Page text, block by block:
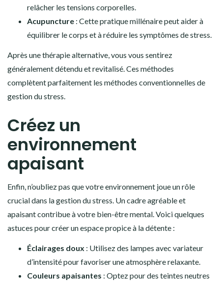
relâcher les tensions corporelles.
Acupuncture : Cette pratique millénaire peut aider à
équilibrer le corps et à réduire les symptômes de stress.
Après une thérapie alternative, vous vous sentirez
généralement détendu et revitalisé. Ces méthodes
complètent parfaitement les méthodes conventionnelles de
gestion du stress.
Créez un
environnement
apaisant
Enfin, n’oubliez pas que votre environnement joue un rôle
crucial dans la gestion du stress. Un cadre agréable et
apaisant contribue à votre bien-être mental. Voici quelques
astuces pour créer un espace propice à la détente :
Éclairages doux : Utilisez des lampes avec variateur
d’intensité pour favoriser une atmosphère relaxante.
Couleurs apaisantes : Optez pour des teintes neutres